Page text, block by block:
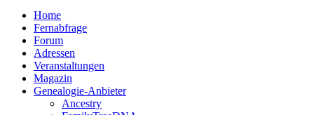
Home
Fernabfrage
Forum
Adressen
Veranstaltungen
Magazin
Genealogie-Anbieter
Ancestry